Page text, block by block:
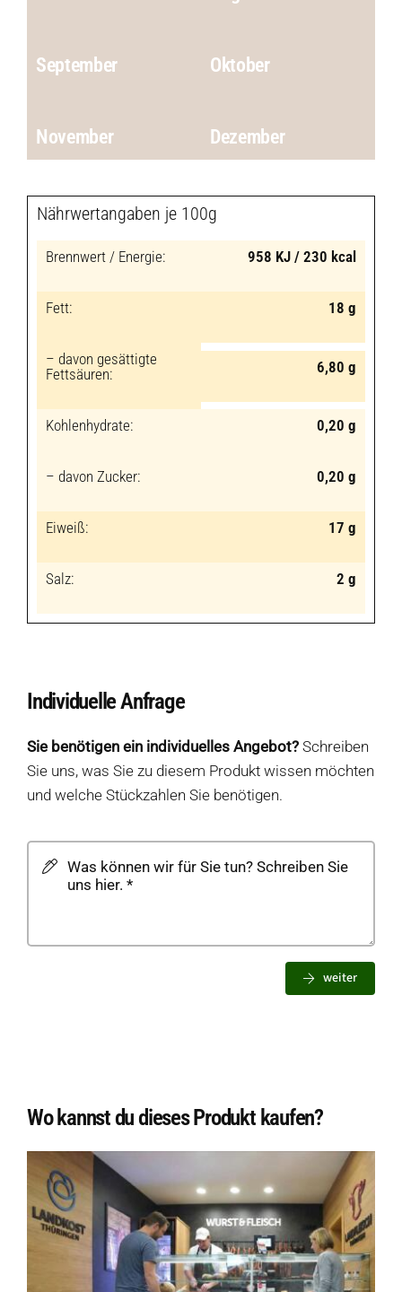
September Oktober
November Dezember
Nährwertangaben je 100g
Brennwert / Energie: 958 KJ / 230 kcal
Fett: 18 g
– davon gesättigte
Fettsäuren:
6,80 g
Kohlenhydrate: 0,20 g
– davon Zucker: 0,20 g
Eiweiß: 17 g
Salz: 2 g
Individuelle Anfrage
Sie benötigen ein individuelles Angebot? Schreiben
Sie uns, was Sie zu diesem Produkt wissen möchten
und welche Stückzahlen Sie benötigen.
weiter
Wo kannst du dieses Produkt kaufen?